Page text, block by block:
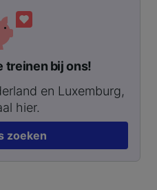
treinen bij ons!
en Luxemburg,
hier.
zoeken